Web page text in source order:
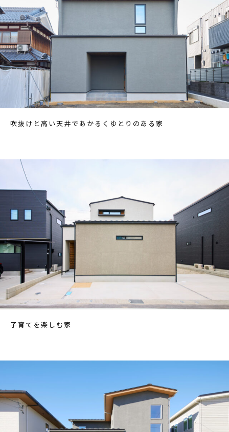
吹抜けと高い天井であかるくゆとりのある家
子育てを楽しむ家